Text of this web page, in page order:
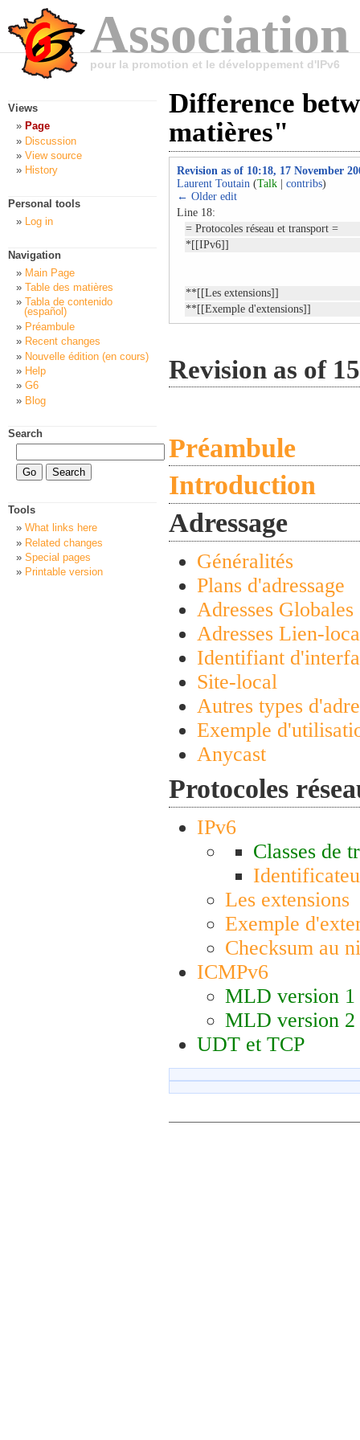
pour la promotion et le développement d'IPv6
Difference
matières"
Revision as of 10:18, 17 November
Laurent Toutain (Talk contribs)
← Older edit
Line 18:
= Protocoles réseau et transport =
*[[IPv6]]
**[[Les extensions]]
**[[Exemple d'extensions]]
Revision as of
Préambule
Introduction
Adressage
Généralités
Plans d'adressage
Adresses Globales
Adresses Lien-
Identifiant
Site-local
Autres types
Exemple
Anycast
Protocoles
IPv6
Classes de
Les extensions
Exemple
Checksum au
ICMPv6
MLD version 1
MLD version 2
UDT et TCP
Views
Page
Discussion
View source
History
Personal tools
Log in
Navigation
Main Page
Table des matières
Tabla de contenido
(español)
Préambule
Recent changes
Nouvelle édition (en cours)
Help
G6
Blog
Search
Tools
What links here
Related changes
Special pages
Printable version